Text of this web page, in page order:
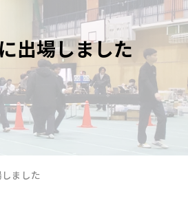
出場しました
ました